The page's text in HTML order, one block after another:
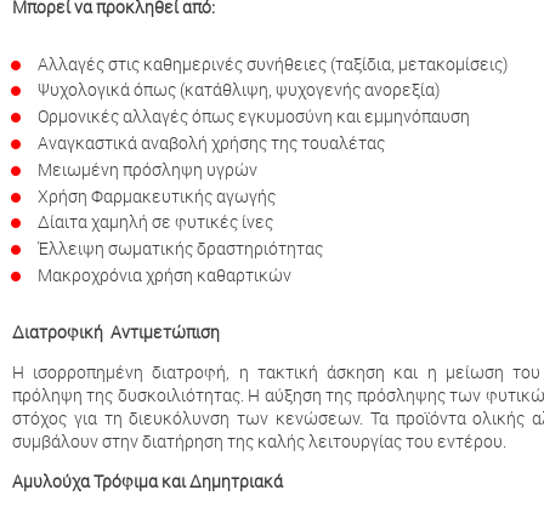
Μπορεί να προκληθεί από:
Αλλαγές στις καθημερινές συνήθειες (ταξίδια, μετακομίσεις)
Ψυχολογικά όπως (κατάθλιψη, ψυχογενής ανορεξία)
Ορμονικές αλλαγές όπως εγκυμοσύνη και εμμηνόπαυση
Αναγκαστικά αναβολή χρήσης της τουαλέτας
Μειωμένη πρόσληψη υγρών
Χρήση Φαρμακευτικής αγωγής
Δίαιτα χαμηλή σε φυτικές ίνες
Έλλειψη σωματικής δραστηριότητας
Μακροχρόνια χρήση καθαρτικών
Διατροφική Αντιμετώπιση
Η ισορροπημένη διατροφή, η τακτική άσκηση και η μείωση
πρόληψη της δυσκοιλιότητας. Η αύξηση της πρόσληψης των
στόχος για τη διευκόλυνση των κενώσεων. Τα προϊόντα ολικής
συμβάλουν στην διατήρηση της καλής λειτουργίας του εντέρου.
Αμυλούχα Τρόφιμα και Δημητριακά